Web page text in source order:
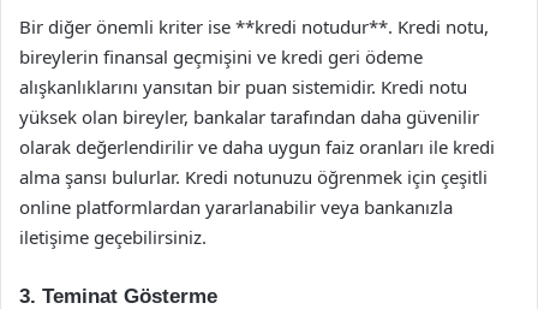
Bir diğer önemli kriter ise **kredi notudur**. Kredi notu,
bireylerin finansal geçmişini ve kredi geri ödeme
alışkanlıklarını yansıtan bir puan sistemidir. Kredi notu
yüksek olan bireyler, bankalar tarafından daha güvenilir
olarak değerlendirilir ve daha uygun faiz oranları ile kredi
alma şansı bulurlar. Kredi notunuzu öğrenmek için çeşitli
online platformlardan yararlanabilir veya bankanızla
iletişime geçebilirsiniz.
3. Teminat Gösterme